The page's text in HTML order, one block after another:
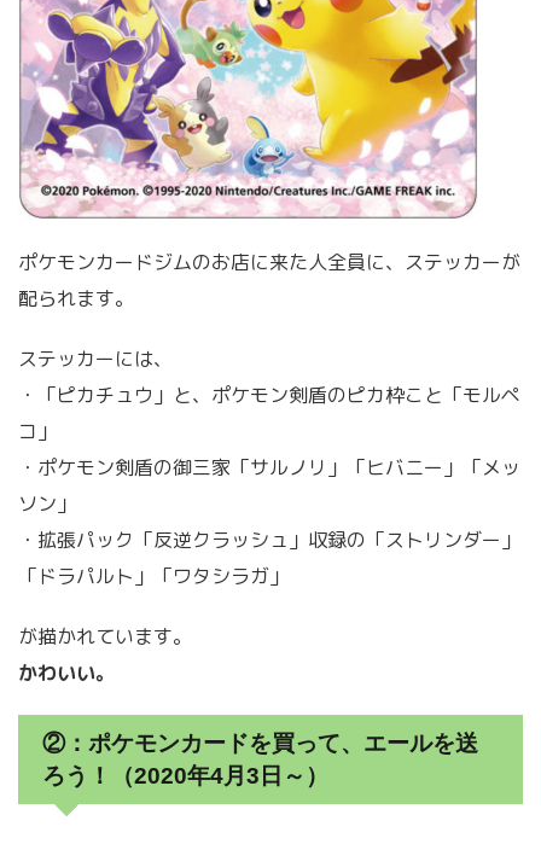
ポケモンカードジムのお店に来た人全員に、ステッカーが
配られます。
ステッカーには、
・「ピカチュウ」と、ポケモン剣盾のピカ枠こと「モルペ
コ」
・ポケモン剣盾の御三家「サルノリ」「ヒバニー」「メッ
ソン」
・拡張パック「反逆クラッシュ」収録の「ストリンダー」
「ドラパルト」「ワタシラガ」
が描かれています。
かわいい。
②：ポケモンカードを買って、エールを送
ろう！（2020年4月3日～）